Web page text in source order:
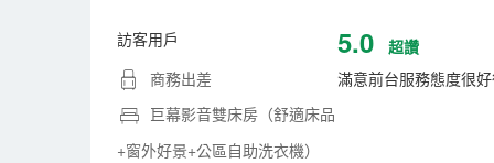
訪客用戶
商務出差
巨幕影音雙床房（舒適床品
+窗外好景+公區自助洗衣機）
5.0
超讚
滿意前台服務態度很